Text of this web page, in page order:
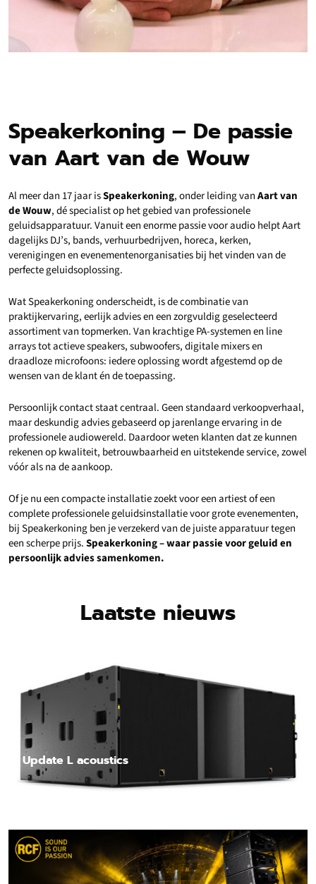
Speakerkoning – De passie
van Aart van de Wouw
Al meer dan 17 jaar isSpeakerkoning, onder leiding vanAart van
de Wouw, dé specialist op het gebied van professionele
geluidsapparatuur. Vanuit een enorme passie voor audio helpt Aart
dagelijks DJ’s, bands, verhuurbedrijven, horeca, kerken,
verenigingen en evenementenorganisaties bij het vinden van de
perfecte geluidsoplossing.
Wat Speakerkoning onderscheidt, is de combinatie van
praktijkervaring, eerlijk advies en een zorgvuldig geselecteerd
assortiment van topmerken. Van krachtige PA-systemen en line
arrays tot actieve speakers, subwoofers, digitale mixers en
draadloze microfoons: iedere oplossing wordt afgestemd op de
wensen van de klant én de toepassing.
Persoonlijk contact staat centraal. Geen standaard verkoopverhaal,
maar deskundig advies gebaseerd op jarenlange ervaring in de
professionele audiowereld. Daardoor weten klanten dat ze kunnen
rekenen op kwaliteit, betrouwbaarheid en uitstekende service, zowel
vóór als na de aankoop.
Of je nu een compacte installatie zoekt voor een artiest of een
complete professionele geluidsinstallatie voor grote evenementen,
bij Speakerkoning ben je verzekerd van de juiste apparatuur tegen
een scherpe prijs.Speakerkoning – waar passie voor geluid en
persoonlijk advies samenkomen.
Laatste nieuws
Update L acoustics